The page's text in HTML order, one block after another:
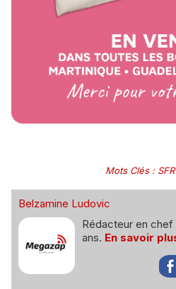
Mots Clés:
Belzamine Ludovic
Rédacteur en
ans. En savoir